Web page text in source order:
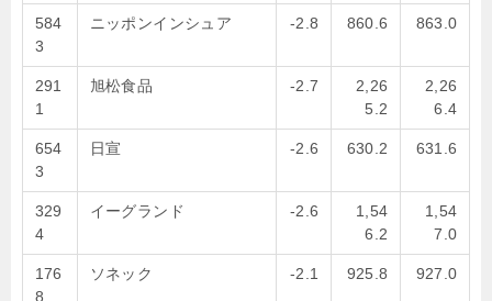
584
3
ニッポンインシュア -2.8 860.6 863.0
291
1
旭松食品 -2.7
2,26
5.2
2,26
6.4
654
3
日宣 -2.6 630.2 631.6
329
4
イーグランド -2.6
1,54
6.2
1,54
7.0
176
8
ソネック -2.1 925.8 927.0